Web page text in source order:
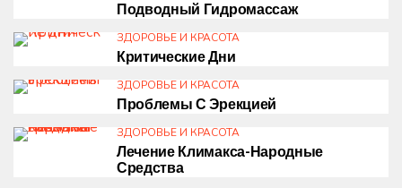
Подводный Гидромассаж
ЗДОРОВЬЕ И КРАСОТА
Критические Дни
ЗДОРОВЬЕ И КРАСОТА
Проблемы С Эрекцией
ЗДОРОВЬЕ И КРАСОТА
Лечение Климакса-Народные
Средства